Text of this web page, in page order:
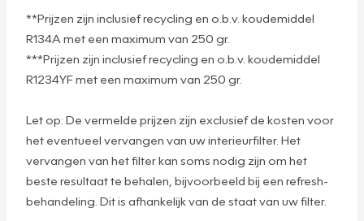
**Prijzen zijn inclusief recycling en o.b.v. koudemiddel
R134A met een maximum van 250 gr.
***Prijzen zijn inclusief recycling en o.b.v. koudemiddel
R1234YF met een maximum van 250 gr.
Let op: De vermelde prijzen zijn exclusief de kosten voor
het eventueel vervangen van uw interieurfilter. Het
vervangen van het filter kan soms nodig zijn om het
beste resultaat te behalen, bijvoorbeeld bij een refresh-
behandeling. Dit is afhankelijk van de staat van uw filter.